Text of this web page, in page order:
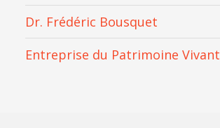
Dr. Frédéric Bousquet
Entreprise du Patrimoine Vivant